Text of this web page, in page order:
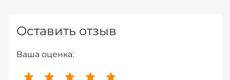
Оставить отзыв
Ваша оценка: